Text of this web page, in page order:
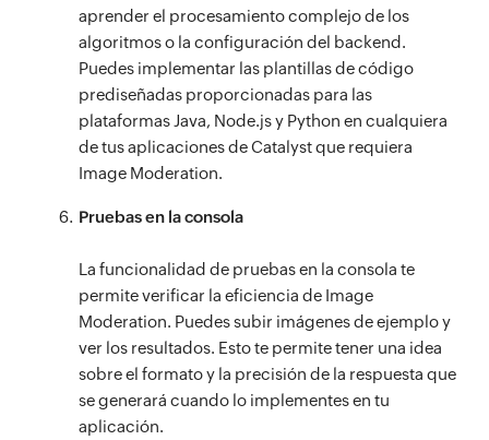
aprender el procesamiento complejo de los
algoritmos o la configuración del backend.
Puedes implementar las plantillas de código
prediseñadas proporcionadas para las
plataformas Java, Node.js y Python en cualquiera
de tus aplicaciones de Catalyst que requiera
Image Moderation.
Pruebas en la consola
La funcionalidad de pruebas en la consola te
permite verificar la eficiencia de Image
Moderation. Puedes subir imágenes de ejemplo y
ver los resultados. Esto te permite tener una idea
sobre el formato y la precisión de la respuesta que
se generará cuando lo implementes en tu
aplicación.